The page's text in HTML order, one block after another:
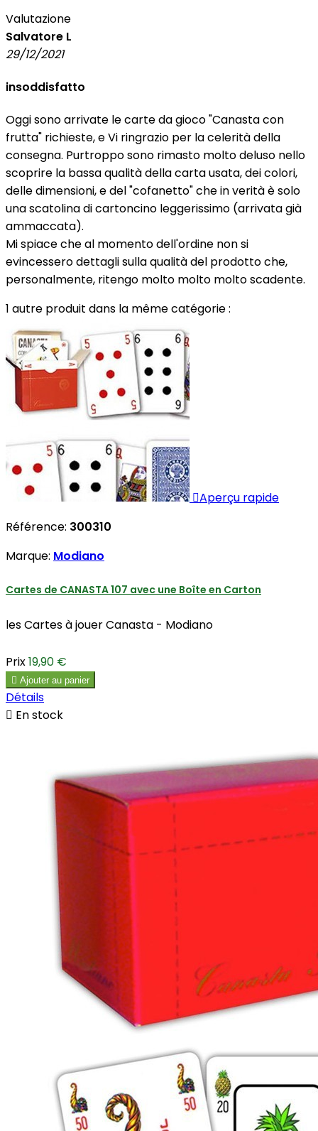
Valutazione
Salvatore L
29/12/2021
insoddisfatto
Oggi sono arrivate le carte da gioco "Canasta con
frutta" richieste, e Vi ringrazio per la celerità della
consegna. Purtroppo sono rimasto molto deluso nello
scoprire la bassa qualità della carta usata, dei colori,
delle dimensioni, e del "cofanetto" che in verità è solo
una scatolina di cartoncino leggerissimo (arrivata già
ammaccata).
Mi spiace che al momento dell'ordine non si
evincessero dettagli sulla qualità del prodotto che,
personalmente, ritengo molto molto molto scadente.
1 autre produit dans la même catégorie :
Aperçu rapide
Référence: 300310
Marque: Modiano
Cartes de CANASTA 107 avec une Boîte en Carton
les Cartes à jouer Canasta - Modiano
Prix19,90 €
 Ajouter au panier
Détails
 En stock